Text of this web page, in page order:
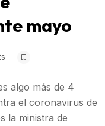
mayo
algo más de 4
el coronavirus de
la ministra de